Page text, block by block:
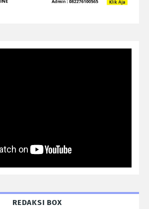
REDAKSI BOX